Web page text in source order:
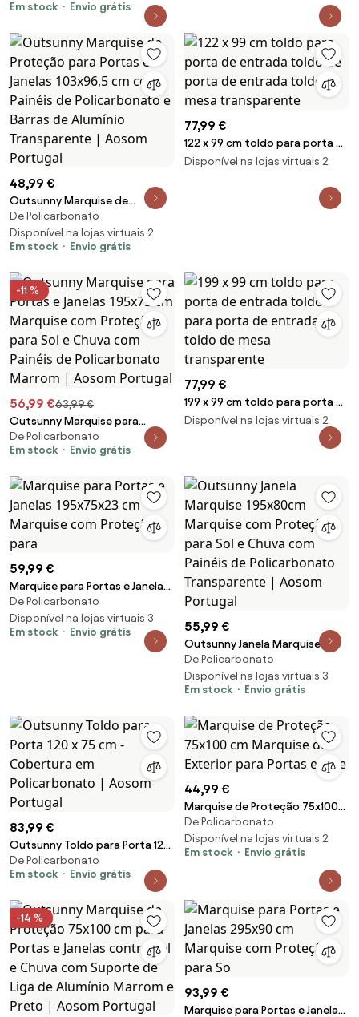
Em stock
Envio grátis
48,99 €
Outsunny Marquise de
Proteção para Portas e Janelas
103x96,5 cm com Painéis de
Policarbonato e Barras de
Portugal
De Policarbonato
Disponível na lojas virtuais 2
Em stock
Envio grátis
77,99 €
122 x 99 cm toldo para porta de
entrada toldo de porta de
Disponível na lojas virtuais 2
-11 %
56,99 €63,99 €
Outsunny Marquise para
Portas e Janelas 195x75 cm
Marquise com Proteção para
Policarbonato Marrom | Aosom
Portugal
De Policarbonato
Em stock
Envio grátis
77,99 €
199 x 99 cm toldo para porta de
entrada toldo para porta de
Disponível na lojas virtuais 2
59,99 €
Marquise para Portas e Janelas
195x75x23 cm Marquise com
Proteção para
De Policarbonato
Disponível na lojas virtuais 3
Em stock
Envio grátis 55,99 €
Outsunny Janela Marquise
195x80cm Marquise com
Proteção para Sol e Chuva com
Painéis de Policarbonato
De Policarbonato
Disponível na lojas virtuais 3
Em stock
Envio grátis
83,99 €
Outsunny Toldo para Porta 120
x 75 cm - Cobertura em
Policarbonato | Aosom Portugal
De Policarbonato
Em stock
Envio grátis
44,99 €
Marquise de Proteção 75x100
cm Marquise de Exterior para
Portas e Jane
De Policarbonato
Disponível na lojas virtuais 2
Em stock
Envio grátis
-14 %
93,99 €
Marquise para Portas e Janelas